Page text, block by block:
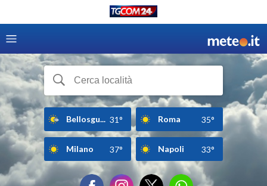
Bellosgu... 31° Roma 35°
Milano 37° Napoli 33°